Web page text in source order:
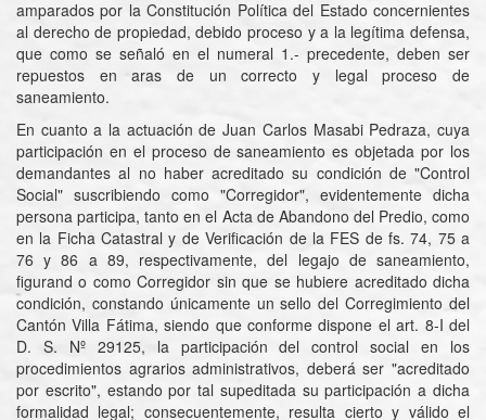
amparados por la Constitución Política del Estado concernientes
al derecho de propiedad, debido proceso y a la legítima defensa,
que como se señaló en el numeral 1.- precedente, deben ser
repuestos en aras de un correcto y legal proceso de
saneamiento.
En cuanto a la actuación de Juan Carlos Masabi Pedraza, cuya
participación en el proceso de saneamiento es objetada por los
demandantes al no haber acreditado su condición de "Control
Social" suscribiendo como "Corregidor", evidentemente dicha
persona participa, tanto en el Acta de Abandono del Predio, como
en la Ficha Catastral y de Verificación de la FES de fs. 74, 75 a
76 y 86 a 89, respectivamente, del legajo de saneamiento,
figurand o como Corregidor sin que se hubiere acreditado dicha
condición, constando únicamente un sello del Corregimiento del
Cantón Villa Fátima, siendo que conforme dispone el art. 8-I del
D. S. Nº 29125, la participación del control social en los
procedimientos agrarios administrativos, deberá ser "acreditado
por escrito", estando por tal supeditada su participación a dicha
formalidad legal; consecuentemente, resulta cierto y válido el